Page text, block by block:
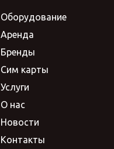
Оборудование
Аренда
Бренды
Сим карты
Услуги
О нас
Новости
Контакты